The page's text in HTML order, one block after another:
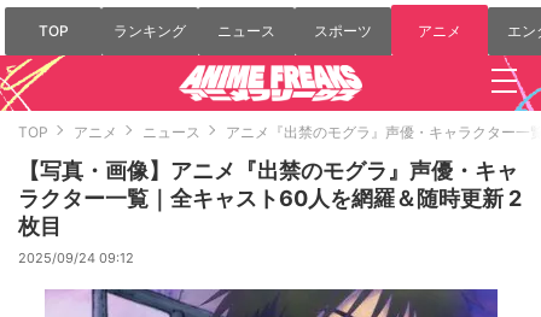
TOP ランキング ニュース スポーツ アニメ エン
TOP アニメ ニュース アニメ『出禁のモグラ』声優・キャラクター一
【写真・画像】アニメ『出禁のモグラ』声優・キャ
ラクター一覧｜全キャスト60人を網羅＆随時更新 2
枚目
2025/09/24 09:12